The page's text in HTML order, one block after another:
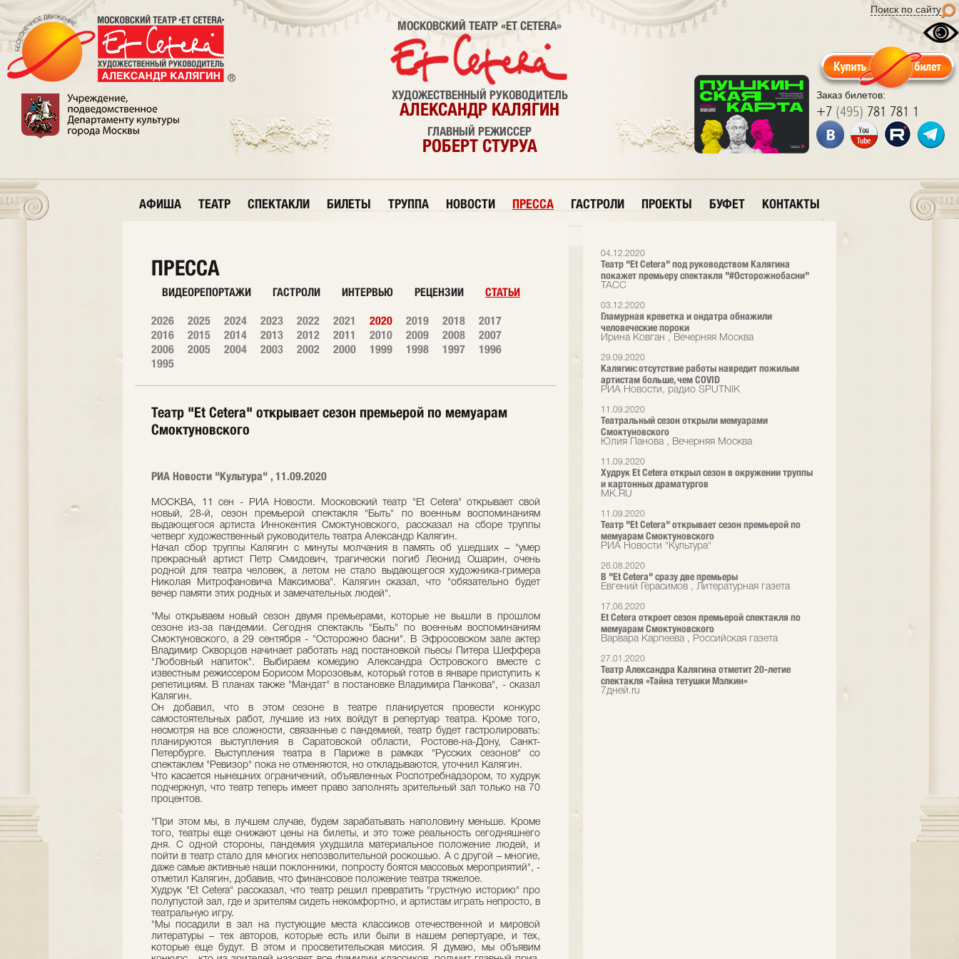
Поиск по сайту
Заказ билетов:
+7 (495) 781 781 1
МОСКОВСКИЙ ТЕАТР «ET CETERA»
ХУДОЖЕСТВЕННЫЙ РУКОВОДИТЕЛЬ
АЛЕКСАНДР КАЛЯГИН
ГЛАВНЫЙ РЕЖИССЕР
РОБЕРТ СТУРУА
АФИША ТЕАТР СПЕКТАКЛИ БИЛЕТЫ ТРУППА НОВОСТИ ПРЕССА ГАСТРОЛИ ПРОЕКТЫ БУФЕТ КОНТАКТЫ
04.12.2020
Театр "Et Cetera" под руководством Калягина
покажет премьеру спектакля "#Осторожнобасни"
ТАСС
03.12.2020
Гламурная креветка и ондатра обнажили
человеческие пороки
Ирина Ковган , Вечерняя Москва
29.09.2020
Калягин: отсутствие работы навредит пожилым
артистам больше, чем COVID
РИА Новости, радио SPUTNIK
11.09.2020
Театральный сезон открыли мемуарами
Смоктуновского
Юлия Панова , Вечерняя Москва
11.09.2020
Худрук Et Cetera открыл сезон в окружении труппы
и картонных драматургов
МК.RU
11.09.2020
Театр "Et Cetera" открывает сезон премьерой по
мемуарам Смоктуновского
РИА Новости "Культура"
26.08.2020
В "Et Cetera" сразу две премьеры
Евгений Герасимов , Литературная газета
17.06.2020
Et Cetera откроет сезон премьерой спектакля по
мемуарам Смоктуновского
Варвара Карпеева , Российская газета
27.01.2020
Театр Александра Калягина отметит 20-летие
спектакля «Тайна тетушки Мэлкин»
7дней.ru
ПРЕССА
ВИДЕОРЕПОРТАЖИ ГАСТРОЛИ ИНТЕРВЬЮ РЕЦЕНЗИИ СТАТЬИ
2026 2025 2024 2023 2022 2021 2020 2019 2018
2017
2016
2015 2014 2013 2012 2011 2010 2009 2008
2007
2006
2005 2004 2003 2002 2000 1999 1998 1997
1996
1995
Театр "Et Cetera" открывает сезон премьерой по мемуарам
Смоктуновского
РИА Новости "Культура" , 11.09.2020
МОСКВА, 11 сен - РИА Новости. Московский театр "Et Cetera" открывает свой
новый, 28-й, сезон премьерой спектакля "Быть" по военным воспоминаниям
выдающегося артиста Иннокентия Смоктуновского, рассказал на сборе труппы
четверг художественный руководитель театра Александр Калягин.
Начал сбор труппы Калягин с минуты молчания в память об ушедших – "умер
прекрасный артист Петр Смидович, трагически погиб Леонид Ошарин, очень
родной для театра человек, а летом не стало выдающегося художника-гримера
Николая Митрофановича Максимова". Калягин сказал, что "обязательно будет
вечер памяти этих родных и замечательных людей".
"Мы открываем новый сезон двумя премьерами, которые не вышли в прошлом
сезоне из-за пандемии. Сегодня спектакль "Быть" по военным воспоминаниям
Смоктуновского, а 29 сентября - "Осторожно басни". В Эфросовском зале актер
Владимир Скворцов начинает работать над постановкой пьесы Питера Шеффера
"Любовный напиток". Выбираем комедию Александра Островского вместе с
известным режиссером Борисом Морозовым, который готов в январе приступить к
репетициям. В планах также "Мандат" в постановке Владимира Панкова", - сказал
Калягин.
Он добавил, что в этом сезоне в театре планируется провести конкурс
самостоятельных работ, лучшие из них войдут в репертуар театра. Кроме того,
несмотря на все сложности, связанные с пандемией, театр будет гастролировать:
планируются выступления в Саратовской области, Ростове-на-Дону, Санкт-
Петербурге. Выступления театра в Париже в рамках "Русских сезонов" со
спектаклем "Ревизор" пока не отменяются, но откладываются, уточнил Калягин.
Что касается нынешних ограничений, объявленных Роспотребнадзором, то худрук
подчеркнул, что театр теперь имеет право заполнять зрительный зал только на 70
процентов.
"При этом мы, в лучшем случае, будем зарабатывать наполовину меньше. Кроме
того, театры еще снижают цены на билеты, и это тоже реальность сегодняшнего
дня. С одной стороны, пандемия ухудшила материальное положение людей, и
пойти в театр стало для многих непозволительной роскошью. А с другой – многие,
даже самые активные наши поклонники, попросту боятся массовых мероприятий", -
отметил Калягин, добавив, что финансовое положение театра тяжелое.
Худрук "Et Cetera" рассказал, что театр решил превратить "грустную историю" про
полупустой зал, где и зрителям сидеть некомфортно, и артистам играть непросто, в
театральную игру.
"Мы посадили в зал на пустующие места классиков отечественной и мировой
литературы – тех авторов, которые есть или были в нашем репертуаре, и тех,
которые еще будут. В этом и просветительская миссия. Я думаю, мы объявим